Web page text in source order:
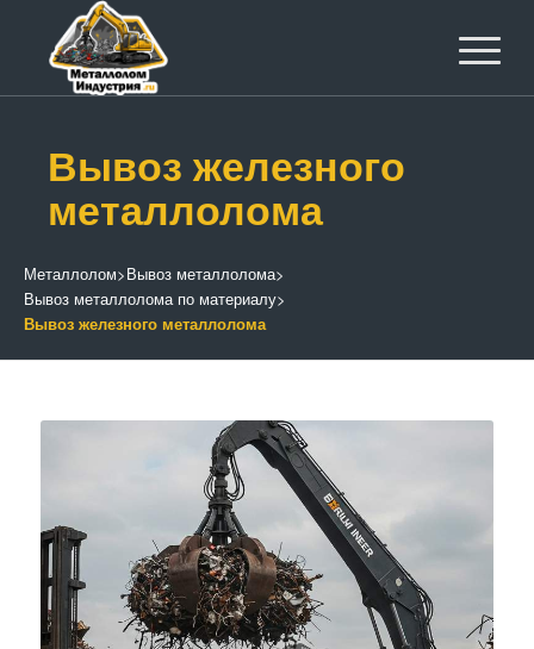
Вывоз железного
металлолома
Металлолом>Вывоз металлолома>
Вывоз металлолома по материалу>
Вывоз железного металлолома